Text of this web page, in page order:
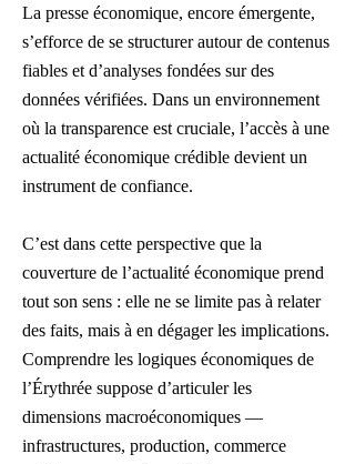
La presse économique, encore émergente,
s’efforce de se structurer autour de contenus
fiables et d’analyses fondées sur des
données vérifiées. Dans un environnement
où la transparence est cruciale, l’accès à une
actualité économique crédible devient un
instrument de confiance.
C’est dans cette perspective que la
couverture de l’actualité économique prend
tout son sens : elle ne se limite pas à relater
des faits, mais à en dégager les implications.
Comprendre les logiques économiques de
l’Érythrée suppose d’articuler les
dimensions macroéconomiques —
infrastructures, production, commerce